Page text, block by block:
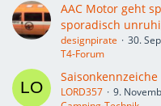
AAC Motor geht
sporadisch
designpirate
30.
T4-Forum
Saisonkennzeiche
LORD357
9.